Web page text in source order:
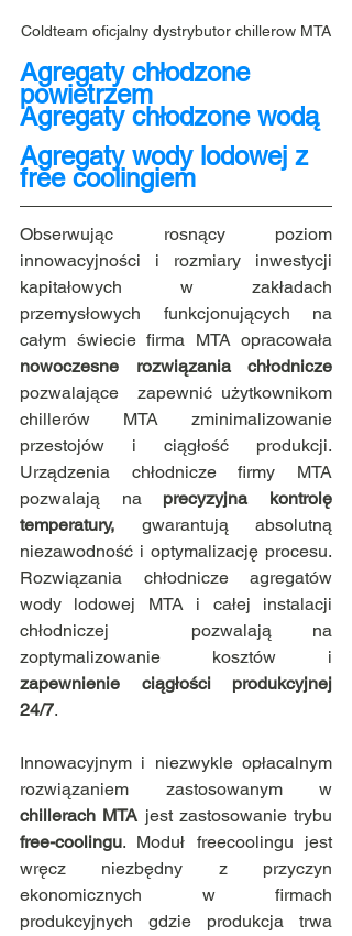
Coldteam oficjalny dystrybutor chillerow MTA
Agregaty chłodzone
powietrzem
Agregaty chłodzone wodą
Agregaty wody lodowej z
free coolingiem
Obserwując rosnący poziom
innowacyjności i rozmiary inwestycji
kapitałowych w zakładach
przemysłowych funkcjonujących na
nowoczesne rozwiązania chłodnicze
pozwalające  zapewnić użytkownikom
chillerów MTA zminimalizowanie
przestojów i ciągłość produkcji.
Urządzenia chłodnicze firmy MTA
pozwalają na precyzyjna kontrolę
temperatury, gwarantują absolutną
niezawodność i optymalizację procesu.
Rozwiązania chłodnicze agregatów
wody lodowej MTA i całej instalacji
chłodniczej  pozwalają na
zapewnienie ciągłości produkcyjnej
24/7.
Innowacyjnym i niezwykle opłacalnym
chillerach MTA
free-coolingu. Moduł freecoolingu jest
wręcz niezbędny z przyczyn
ekonomicznych w firmach
produkcyjnych gdzie produkcja trwa